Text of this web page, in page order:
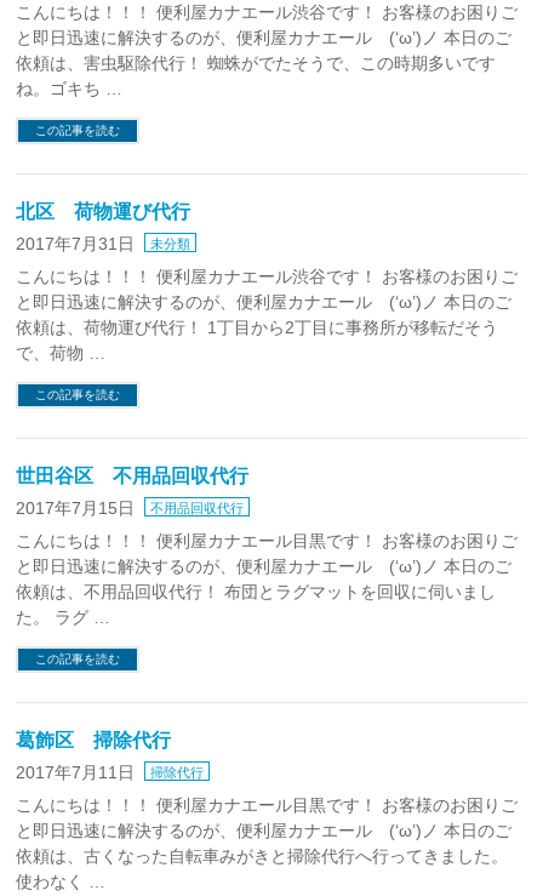
こんにちは！！！ 便利屋カナエール渋谷です！ お客様のお困りご
と即日迅速に解決するのが、便利屋カナエール (‘ω’)ノ 本日のご
依頼は、害虫駆除代行！ 蜘蛛がでたそうで、この時期多いです
ね。ゴキち …
この記事を読む
北区 荷物運び代行
2017年7月31日 未分類
こんにちは！！！ 便利屋カナエール渋谷です！ お客様のお困りご
と即日迅速に解決するのが、便利屋カナエール (‘ω’)ノ 本日のご
依頼は、荷物運び代行！ 1丁目から2丁目に事務所が移転だそう
で、荷物 …
この記事を読む
世田谷区 不用品回収代行
2017年7月15日 不用品回収代行
こんにちは！！！ 便利屋カナエール目黒です！ お客様のお困りご
と即日迅速に解決するのが、便利屋カナエール (‘ω’)ノ 本日のご
依頼は、不用品回収代行！ 布団とラグマットを回収に伺いまし
た。 ラグ …
この記事を読む
葛飾区 掃除代行
2017年7月11日 掃除代行
こんにちは！！！ 便利屋カナエール目黒です！ お客様のお困りご
と即日迅速に解決するのが、便利屋カナエール (‘ω’)ノ 本日のご
依頼は、古くなった自転車みがきと掃除代行へ行ってきました。
使わなく …